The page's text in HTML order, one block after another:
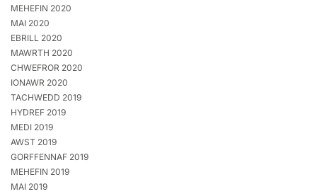
MEHEFIN 2020
MAI 2020
EBRILL 2020
MAWRTH 2020
CHWEFROR 2020
IONAWR 2020
TACHWEDD 2019
HYDREF 2019
MEDI 2019
AWST 2019
GORFFENNAF 2019
MEHEFIN 2019
MAI 2019